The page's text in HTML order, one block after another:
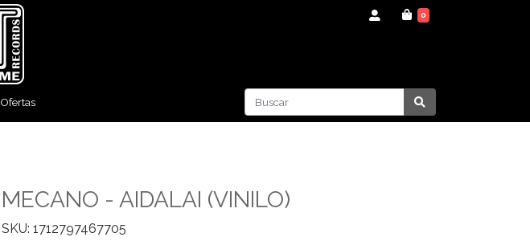
0
Ofertas
MECANO - AIDALAI (VINILO)
SKU: 1712797467705